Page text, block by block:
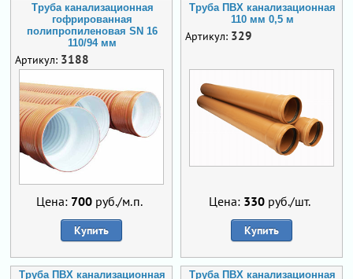
Труба канализационная
гофрированная
полипропиленовая SN 16
110/94 мм
Артикул: 3188
Цена: 700 руб./м.п.
Купить
Труба ПВХ канализационная
110 мм 0,5 м
Артикул: 329
Цена: 330 руб./шт.
Купить
Труба ПВХ канализационная Труба ПВХ канализационная